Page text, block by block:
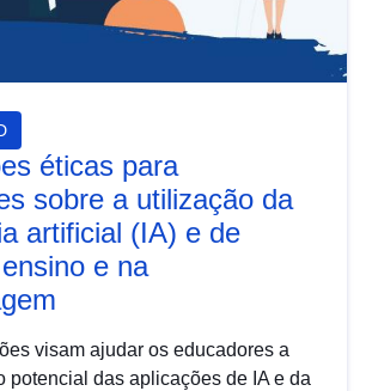
éticas para
sobre a utilização da
artificial (IA) e de
e na
visam ajudar os educadores a
potencial das aplicações de IA e da